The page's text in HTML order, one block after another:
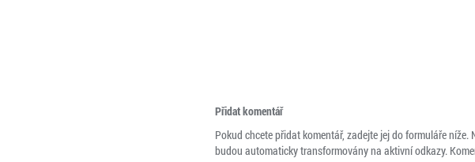
Přidat komentář
Pokud chcete přidat komentář, zadejte jej do formuláře
budou automaticky transformovány na aktivní odkazy.